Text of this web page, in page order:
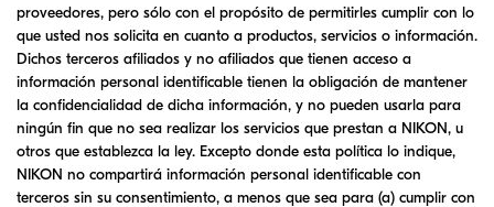
proveedores, pero sólo con el propósito de permitirles cumplir con lo
que usted nos solicita en cuanto a productos, servicios o información.
Dichos terceros afiliados y no afiliados que tienen acceso a
información personal identificable tienen la obligación de mantener
la confidencialidad de dicha información, y no pueden usarla para
ningún fin que no sea realizar los servicios que prestan a NIKON, u
otros que establezca la ley. Excepto donde esta política lo indique,
NIKON no compartirá información personal identificable con
terceros sin su consentimiento, a menos que sea para (a) cumplir con